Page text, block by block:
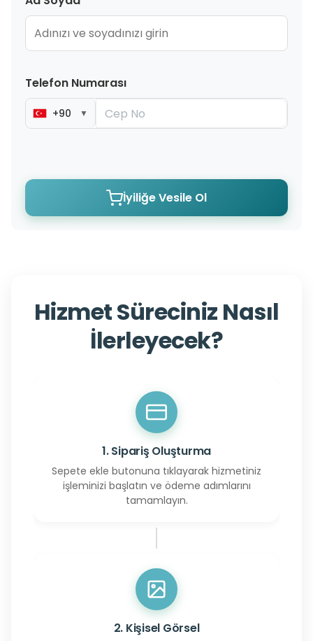
Telefon Numarası
+90 ▼
İyiliğe Vesile Ol
Hizmet Süreciniz Nasıl
İlerleyecek?
1. Sipariş Oluşturma
Sepete ekle butonuna tıklayarak hizmetiniz
işleminizi başlatın ve ödeme adımlarını
tamamlayın.
2. Kişisel Görsel